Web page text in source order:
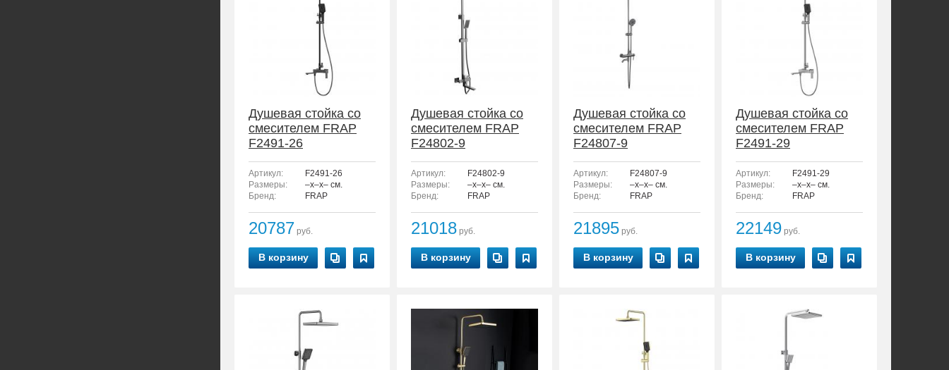
Душевая стойка со
смесителем FRAP
F2491-26
Артикул:
F2491-26
Размеры:
–x–x– см.
Бренд:
FRAP
20787 руб.
В корзину
Душевая стойка со
смесителем FRAP
F24802-9
Артикул:
F24802-9
Размеры:
–x–x– см.
Бренд:
FRAP
21018 руб.
В корзину
Душевая стойка со
смесителем FRAP
F24807-9
Артикул:
F24807-9
Размеры:
–x–x– см.
Бренд:
FRAP
21895 руб.
В корзину
Душевая стойка со
смесителем FRAP
F2491-29
Артикул:
F2491-29
Размеры:
–x–x– см.
Бренд:
FRAP
22149 руб.
В корзину